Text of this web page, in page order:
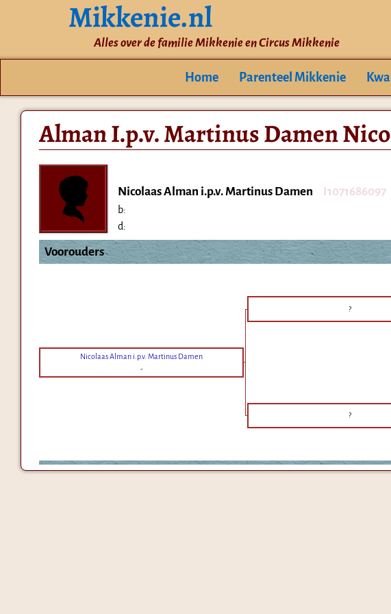
Mikkenie.nl
Alles over de familie Mikkenie en Circus Mikkenie
Home Parenteel Mikkenie
Alman I.p.v. Martinus Damen
Nicolaas Alman i.p.v. Martinus Damen I1071686097
b:
d:
Voorouders
?
Nicolaas Alman i.p.v. Martinus Damen
-
?